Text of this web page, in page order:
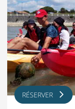
RÉSERVER